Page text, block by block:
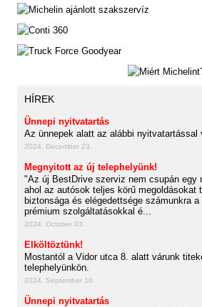
HÍREK
Ünnepi nyitvatartás
Az ünnepek alatt az alábbi nyitvatartással
2024. December 23.
Megnyitott az új telephelyünk!
"Az új BestDrive szerviz nem csupán egy
ahol az autósok teljes körű megoldásokat
biztonsága és elégedettsége számunkra
prémium szolgáltatásokkal é...
2024. October 03.
Elköltöztünk!
Mostantól a Vidor utca 8. alatt várunk
telephelyünkön.
2024. September 16.
Ünnepi nyitvatartás